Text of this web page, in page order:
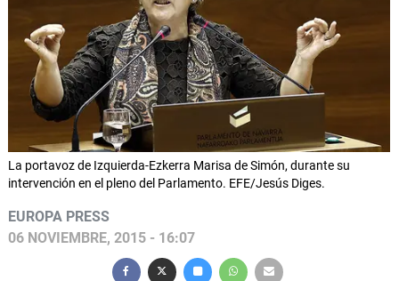
La portavoz de Izquierda-Ezkerra Marisa de Simón, durante su
intervención en el pleno del Parlamento. EFE/Jesús Diges.
EUROPA PRESS
06 NOVIEMBRE, 2015 - 16:07